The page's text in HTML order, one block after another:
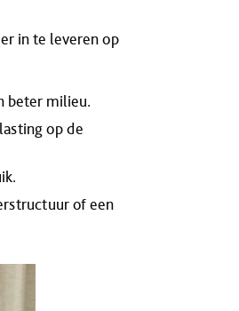
in te leveren op
beter milieu.
op de
of een